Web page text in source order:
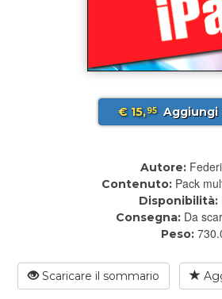
€ 15,95 Aggiungi
Autore:
Contenuto: Pack
Disponibilità:
Consegna: Da
Peso:
Scaricare il sommario